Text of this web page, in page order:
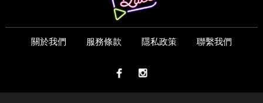
關於我們 服務條款 隱私政策 聯繫我們